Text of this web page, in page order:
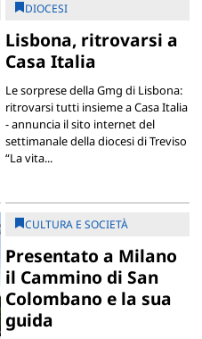
DIOCESI
Lisbona, ritrovarsi a
Casa Italia
Le sorprese della Gmg di Lisbona:
ritrovarsi tutti insieme a Casa Italia
- annuncia il sito internet del
settimanale della diocesi di Treviso
“La vita...
CULTURA E SOCIETÀ
Presentato a Milano
il Cammino di San
Colombano e la sua
guida